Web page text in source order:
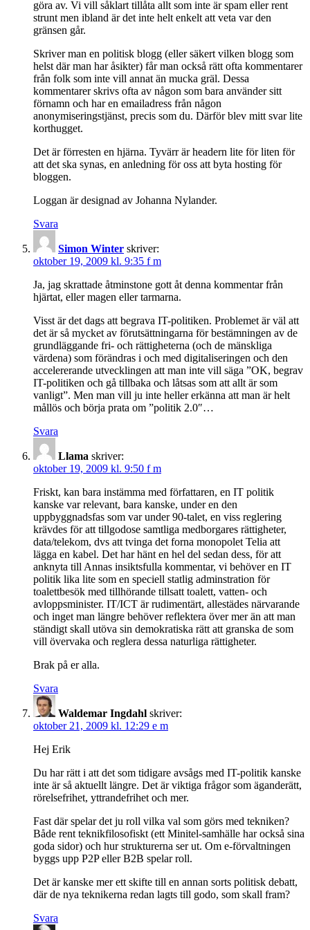
göra av. Vi vill såklart tillåta allt som inte är spam eller rent
strunt men ibland är det inte helt enkelt att veta var den
gränsen går.
Skriver man en politisk blogg (eller säkert vilken blogg som
helst där man har åsikter) får man också rätt ofta kommentarer
från folk som inte vill annat än mucka gräl. Dessa
kommentarer skrivs ofta av någon som bara använder sitt
förnamn och har en emailadress från någon
anonymiseringstjänst, precis som du. Därför blev mitt svar lite
korthugget.
Det är förresten en hjärna. Tyvärr är headern lite för liten för
att det ska synas, en anledning för oss att byta hosting för
bloggen.
Loggan är designad av Johanna Nylander.
Svara
Simon Winter skriver:
oktober 19, 2009 kl. 9:35 f m
Ja, jag skrattade åtminstone gott åt denna kommentar från
hjärtat, eller magen eller tarmarna.
Visst är det dags att begrava IT-politiken. Problemet är väl att
det är så mycket av förutsättningarna för bestämningen av de
grundläggande fri- och rättigheterna (och de mänskliga
värdena) som förändras i och med digitaliseringen och den
accelererande utvecklingen att man inte vill säga ”OK, begrav
IT-politiken och gå tillbaka och låtsas som att allt är som
vanligt”. Men man vill ju inte heller erkänna att man är helt
mållös och börja prata om ”politik 2.0″…
Svara
Llama skriver:
oktober 19, 2009 kl. 9:50 f m
Friskt, kan bara instämma med författaren, en IT politik
kanske var relevant, bara kanske, under en den
uppbyggnadsfas som var under 90-talet, en viss reglering
krävdes för att tillgodose samtliga medborgares rättigheter,
data/telekom, dvs att tvinga det forna monopolet Telia att
lägga en kabel. Det har hänt en hel del sedan dess, för att
anknyta till Annas insiktsfulla kommentar, vi behöver en IT
politik lika lite som en speciell statlig adminstration för
toalettbesök med tillhörande tillsatt toalett, vatten- och
avloppsminister. IT/ICT är rudimentärt, allestädes närvarande
och inget man längre behöver reflektera över mer än att man
ständigt skall utöva sin demokratiska rätt att granska de som
vill övervaka och reglera dessa naturliga rättigheter.
Brak på er alla.
Svara
Waldemar Ingdahl skriver:
oktober 21, 2009 kl. 12:29 e m
Hej Erik
Du har rätt i att det som tidigare avsågs med IT-politik kanske
inte är så aktuellt längre. Det är viktiga frågor som äganderätt,
rörelsefrihet, yttrandefrihet och mer.
Fast där spelar det ju roll vilka val som görs med tekniken?
Både rent teknikfilosofiskt (ett Minitel-samhälle har också sina
goda sidor) och hur strukturerna ser ut. Om e-förvaltningen
byggs upp P2P eller B2B spelar roll.
Det är kanske mer ett skifte till en annan sorts politisk debatt,
där de nya teknikerna redan lagts till godo, som skall fram?
Svara